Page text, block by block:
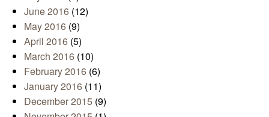
June 2016 (12)
May 2016 (9)
April 2016 (5)
March 2016 (10)
February 2016 (6)
January 2016 (11)
December 2015 (9)